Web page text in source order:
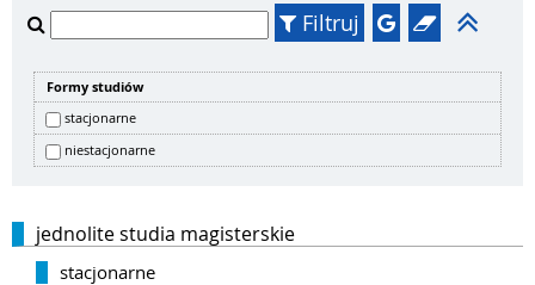
Filtruj
Formy studiów
stacjonarne
niestacjonarne
jednolite studia magisterskie
stacjonarne